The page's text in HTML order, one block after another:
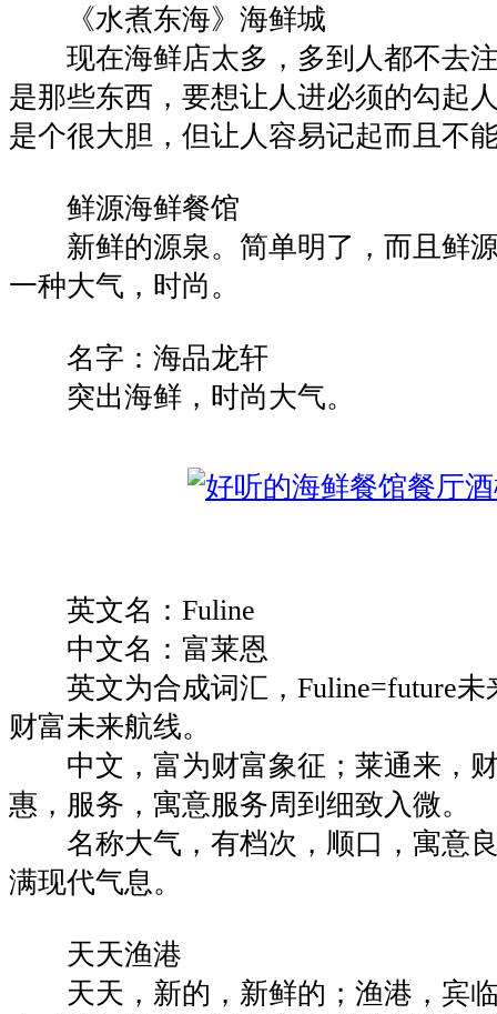
《水煮东海》海鲜城
现在海鲜店太多，多到人都不去注
是那些东西，要想让人进必须的勾起
是个很大胆，但让人容易记起而且不
鲜源海鲜餐馆
新鲜的源泉。简单明了，而且鲜源
一种大气，时尚。
名字：海品龙轩
突出海鲜，时尚大气。
英文名：Fuline
中文名：富莱恩
英文为合成词汇，Fuline=future未
财富未来航线。
中文，富为财富象征；莱通来，财
惠，服务，寓意服务周到细致入微。
名称大气，有档次，顺口，寓意良
满现代气息。
天天渔港
天天，新的，新鲜的；渔港，宾临